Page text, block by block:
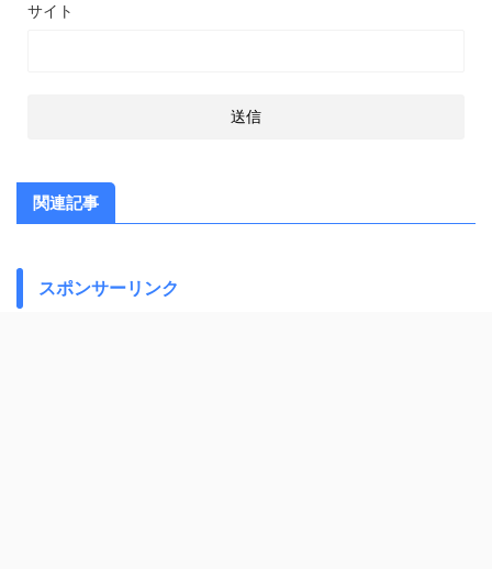
サイト
関連記事
スポンサーリンク